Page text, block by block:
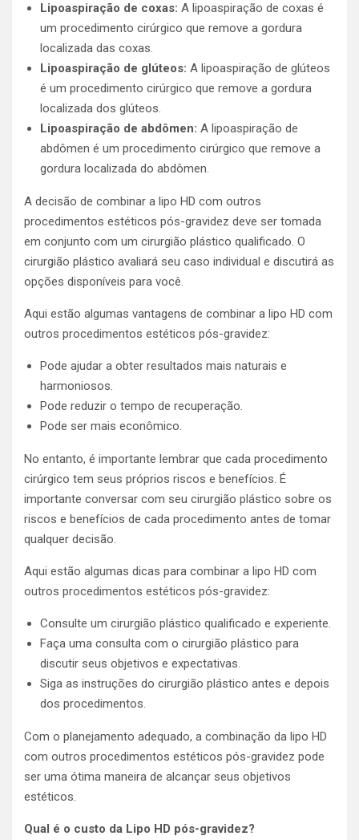
Lipoaspiração de coxas: A lipoaspiração de coxas é
um procedimento cirúrgico que remove a gordura
localizada das coxas.
Lipoaspiração de glúteos: A lipoaspiração de glúteos
é um procedimento cirúrgico que remove a gordura
localizada dos glúteos.
Lipoaspiração de abdômen: A lipoaspiração de
abdômen é um procedimento cirúrgico que remove a
gordura localizada do abdômen.
A decisão de combinar a lipo HD com outros
procedimentos estéticos pós-gravidez deve ser tomada
em conjunto com um cirurgião plástico qualificado. O
cirurgião plástico avaliará seu caso individual e discutirá as
opções disponíveis para você.
Aqui estão algumas vantagens de combinar a lipo HD com
outros procedimentos estéticos pós-gravidez:
Pode ajudar a obter resultados mais naturais e
harmoniosos.
Pode reduzir o tempo de recuperação.
Pode ser mais econômico.
No entanto, é importante lembrar que cada procedimento
cirúrgico tem seus próprios riscos e benefícios. É
importante conversar com seu cirurgião plástico sobre os
riscos e benefícios de cada procedimento antes de tomar
qualquer decisão.
Aqui estão algumas dicas para combinar a lipo HD com
outros procedimentos estéticos pós-gravidez:
Consulte um cirurgião plástico qualificado e experiente.
Faça uma consulta com o cirurgião plástico para
discutir seus objetivos e expectativas.
Siga as instruções do cirurgião plástico antes e depois
dos procedimentos.
Com o planejamento adequado, a combinação da lipo HD
com outros procedimentos estéticos pós-gravidez pode
ser uma ótima maneira de alcançar seus objetivos
estéticos.
Qual é o custo da Lipo HD pós-gravidez?